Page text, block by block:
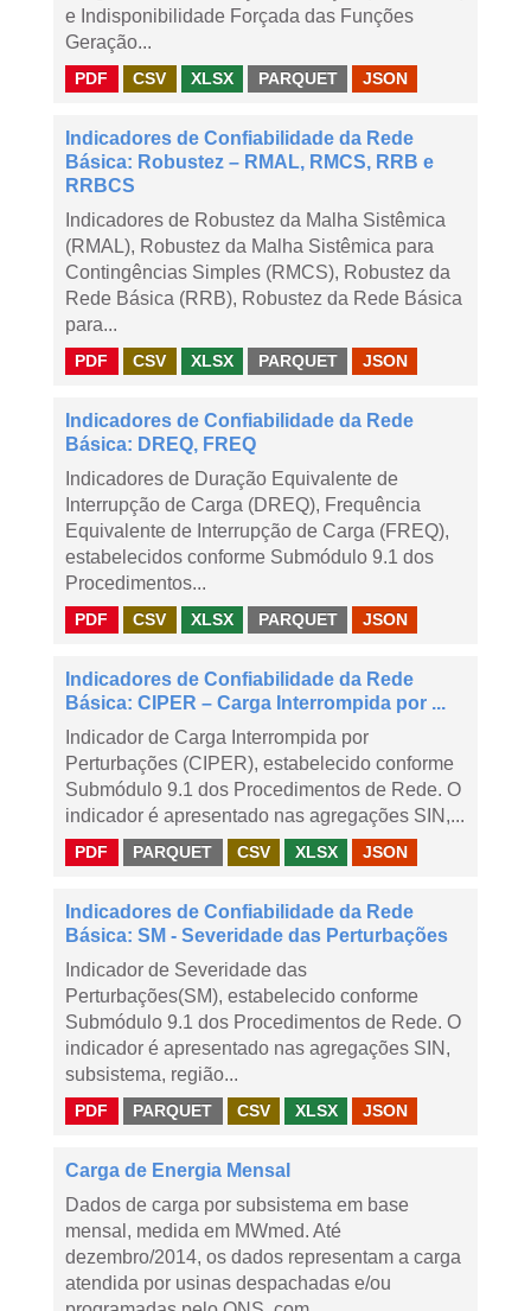
e Indisponibilidade Forçada das Funções
Geração...
PDF CSV XLSX PARQUET JSON
Indicadores de Confiabilidade da Rede
Básica: Robustez – RMAL, RMCS, RRB e
RRBCS
Indicadores de Robustez da Malha Sistêmica
(RMAL), Robustez da Malha Sistêmica para
Contingências Simples (RMCS), Robustez da
Rede Básica (RRB), Robustez da Rede Básica
para...
PDF CSV XLSX PARQUET JSON
Indicadores de Confiabilidade da Rede
Básica: DREQ, FREQ
Indicadores de Duração Equivalente de
Interrupção de Carga (DREQ), Frequência
Equivalente de Interrupção de Carga (FREQ),
estabelecidos conforme Submódulo 9.1 dos
Procedimentos...
PDF CSV XLSX PARQUET JSON
Indicadores de Confiabilidade da Rede
Básica: CIPER – Carga Interrompida por ...
Indicador de Carga Interrompida por
Perturbações (CIPER), estabelecido conforme
Submódulo 9.1 dos Procedimentos de Rede. O
indicador é apresentado nas agregações SIN,...
PDF PARQUET CSV XLSX JSON
Indicadores de Confiabilidade da Rede
Básica: SM - Severidade das Perturbações
Indicador de Severidade das
Perturbações(SM), estabelecido conforme
Submódulo 9.1 dos Procedimentos de Rede. O
indicador é apresentado nas agregações SIN,
subsistema, região...
PDF PARQUET CSV XLSX JSON
Carga de Energia Mensal
Dados de carga por subsistema em base
mensal, medida em MWmed. Até
dezembro/2014, os dados representam a carga
atendida por usinas despachadas e/ou